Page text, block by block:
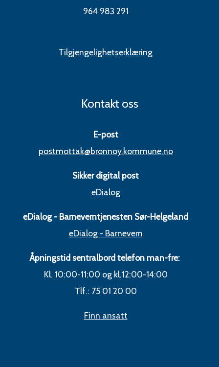
964 983 291
Tilgjengelighetserklæring
Kontakt oss
E-post
postmottak@bronnoy.kommune.no
Sikker digital post
eDialog
eDialog - Barneverntjenesten Sør-Helgeland
eDialog - Barnevern
Åpningstid sentralbord telefon man-fre:
Kl. 10:00-11:00 og kl.12:00-14:00
Tlf.: 75 01 20 00
Finn ansatt